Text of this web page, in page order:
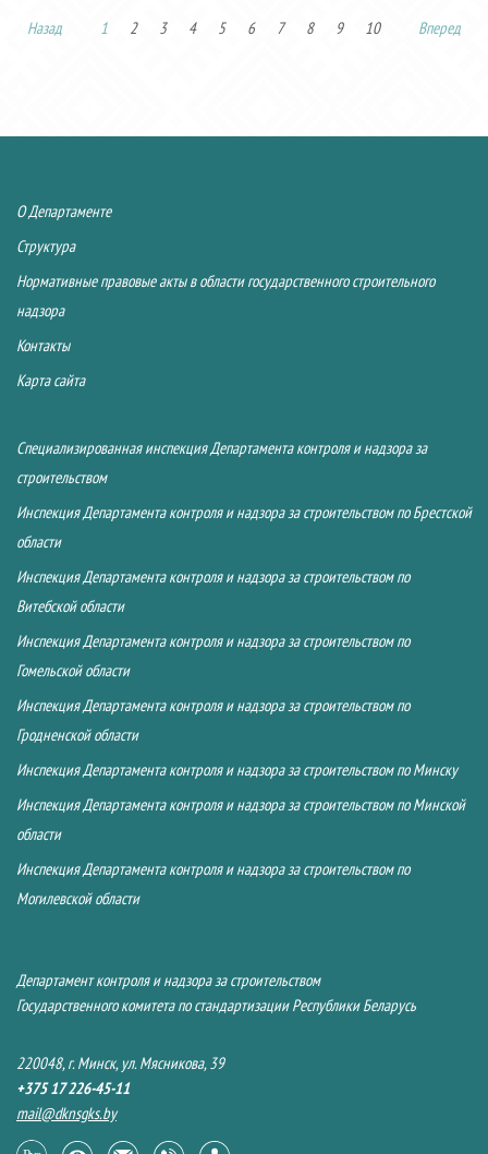
Назад 1 2 3 4 5 6 7 8 9 10 Вперед
О Департаменте
Структура
Нормативные правовые акты в области государственного строительного
надзора
Контакты
Карта сайта
Специализированная инспекция Департамента контроля и надзора за
строительством
Инспекция Департамента контроля и надзора за строительством по Брестской
области
Инспекция Департамента контроля и надзора за строительством по
Витебской области
Инспекция Департамента контроля и надзора за строительством по
Гомельской области
Инспекция Департамента контроля и надзора за строительством по
Гродненской области
Инспекция Департамента контроля и надзора за строительством по Минску
Инспекция Департамента контроля и надзора за строительством по Минской
области
Инспекция Департамента контроля и надзора за строительством по
Могилевской области
Департамент контроля и надзора за строительством
Государственного комитета по стандартизации Республики Беларусь
220048, г. Минск, ул. Мясникова, 39
+375 17 226-45-11
mail@dknsgks.by